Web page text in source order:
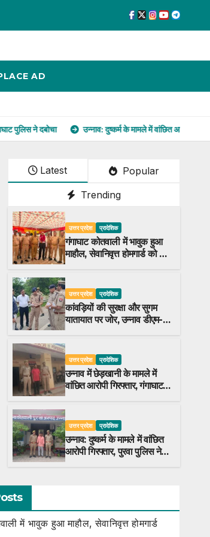
AD
उन्नाव: दुष्कर्म के मामले में वांछित आरोपी गिरफ्तार, पुरवा पुलिस ने
उत्तर प्रदेश प्रादेशिक
उन्नाव: दुष्कर्म के मामले में वांछित
पुरवा पुलिस ने न्यायालय में किया
AUGUST 8, 2026
Latest
Popular
Trending
उत्तर प्रदेश प्रादेशिक
गंगाघाट कोतवाली में भावुक हुआ
माहौल, सेवानिवृत्त होमगार्ड को दी
विदाई
उत्तर प्रदेश प्रादेशिक
कांवड़ियों की सुरक्षा और सुगम
यातायात पर जोर, उन्नाव डीएम-
एसएसपी ने किया निरीक्षण
उत्तर प्रदेश प्रादेशिक
उन्नाव में छेड़खानी के मामले में
वांछित आरोपी गिरफ्तार, गंगाघाट
पुलिस ने दबोचा
उत्तर प्रदेश प्रादेशिक
उन्नाव: दुष्कर्म के मामले में वांछित
आरोपी गिरफ्तार, पुरवा पुलिस ने
न्यायालय में किया पेश
में भावुक हुआ माहौल, सेवानिवृत्त होमगार्ड